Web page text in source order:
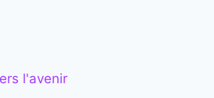
l'avenir